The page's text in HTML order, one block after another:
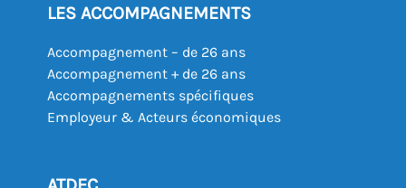
LES ACCOMPAGNEMENTS
Accompagnement – de 26 ans
Accompagnement + de 26 ans
Accompagnements spécifiques
Employeur & Acteurs économiques